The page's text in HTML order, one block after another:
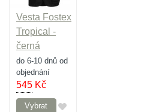
Vesta Fostex
Tropical -
černá
do 6-10 dnů od
objednání
545 Kč
Vybrat